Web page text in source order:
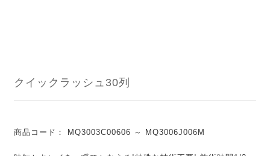
クイックラッシュ30列
商品コード： MQ3003C00606 ～ MQ3006J006M